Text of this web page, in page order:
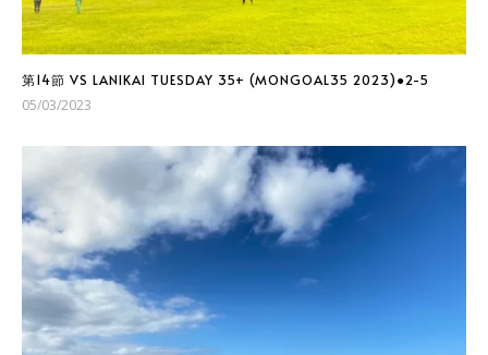
第14節 VS LANIKAI TUESDAY 35+ (MONGOAL35 2023)●2-5
05/03/2023